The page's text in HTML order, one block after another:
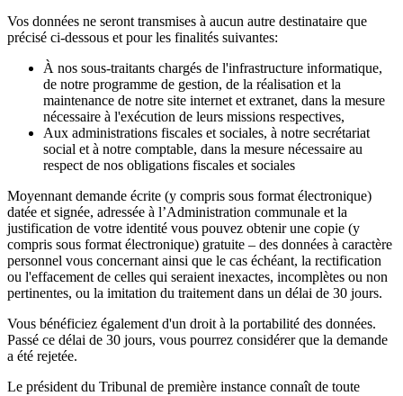
Vos données ne seront transmises à aucun autre destinataire que
précisé ci-dessous et pour les finalités suivantes:
À nos sous-traitants chargés de l'infrastructure informatique,
de notre programme de gestion, de la réalisation et la
maintenance de notre site internet et extranet, dans la mesure
nécessaire à l'exécution de leurs missions respectives,
Aux administrations fiscales et sociales, à notre secrétariat
social et à notre comptable, dans la mesure nécessaire au
respect de nos obligations fiscales et sociales
Moyennant demande écrite (y compris sous format électronique)
datée et signée, adressée à l’Administration communale et la
justification de votre identité vous pouvez obtenir une copie (y
compris sous format électronique) gratuite – des données à caractère
personnel vous concernant ainsi que le cas échéant, la rectification
ou l'effacement de celles qui seraient inexactes, incomplètes ou non
pertinentes, ou la imitation du traitement dans un délai de 30 jours.
Vous bénéficiez également d'un droit à la portabilité des données.
Passé ce délai de 30 jours, vous pourrez considérer que la demande
a été rejetée.
Le président du Tribunal de première instance connaît de toute